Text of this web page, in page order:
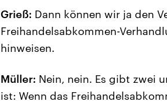
Grieß: Dann können wir ja den
Freihandelsabkommen-
hinweisen.
Müller: Nein, nein. Es gibt zwei
ist: Wenn das